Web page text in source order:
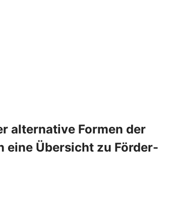
alternative Formen der
eine Übersicht zu Förder-